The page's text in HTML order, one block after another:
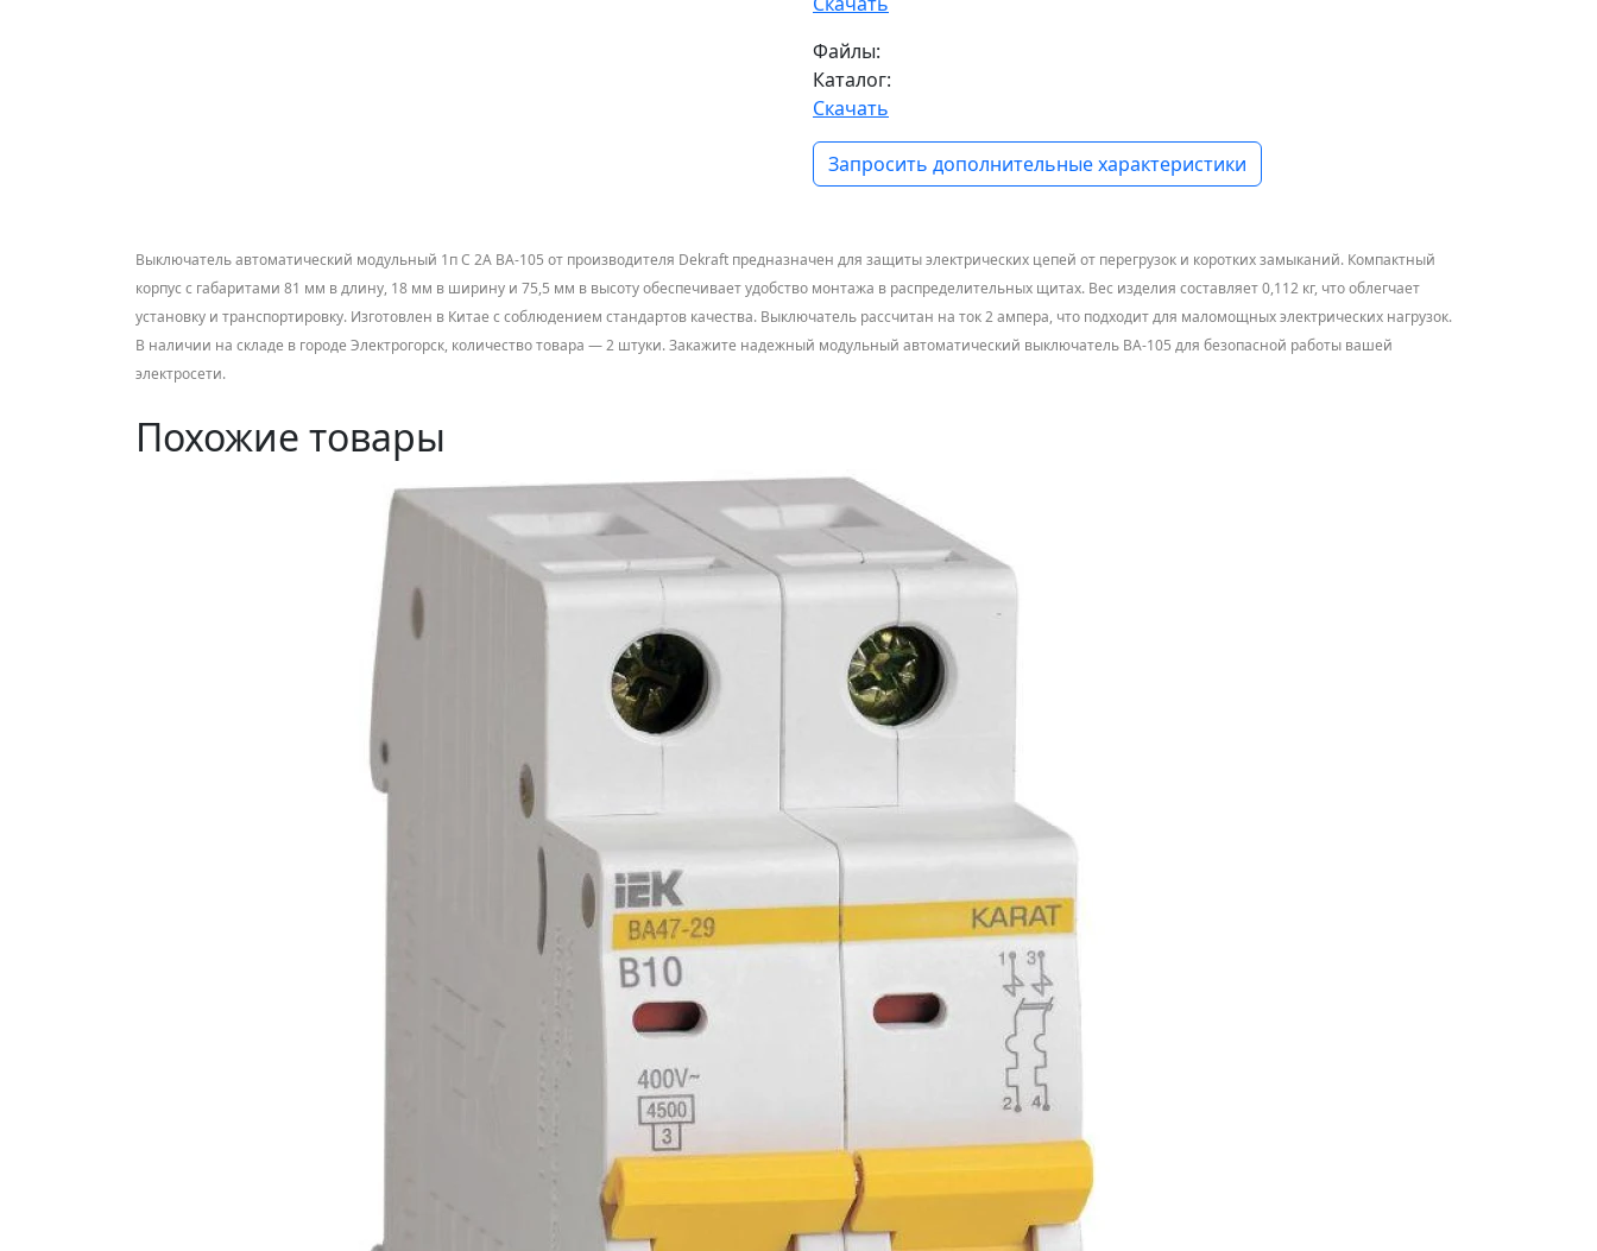
Файлы:
Каталог:
Скачать
Запросить дополнительные характеристики
Выключатель автоматический модульный 1п С 2А BA-105 от производителя Dekraft предназначен для защиты электрических цепей от перегрузок и коротких замыканий. Компактный
корпус с габаритами 81 мм в длину, 18 мм в ширину и 75,5 мм в высоту обеспечивает удобство монтажа в распределительных щитах. Вес изделия составляет 0,112 кг, что облегчает
установку и транспортировку. Изготовлен в Китае с соблюдением стандартов качества. Выключатель рассчитан на ток 2 ампера, что подходит для маломощных электрических нагрузок.
В наличии на складе в городе Электрогорск, количество товара — 2 штуки. Закажите надежный модульный автоматический выключатель BA-105 для безопасной работы вашей
электросети.
Похожие товары